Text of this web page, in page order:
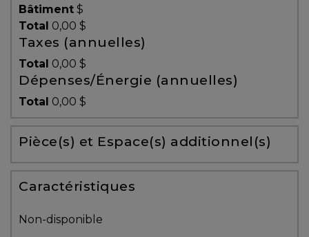
ACHAT
Alerte
immobilière
Avec
un
courtier
vous
Bâtiment $
Total 0,00 $
Taxes (annuelles)
Total 0,00 $
Dépenses/Énergie (annuelles)
Total 0,00 $
Pièce(s) et Espace(s) additionnel(s)
Caractéristiques
Non-disponible